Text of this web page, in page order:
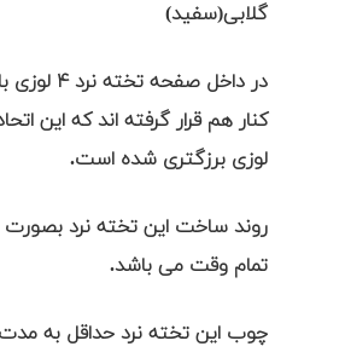
گلابی(سفید)
در داخل
کنار هم قرار گرفته اند که این
لوزی برزگتری شده است.
تمام وقت می باشد.